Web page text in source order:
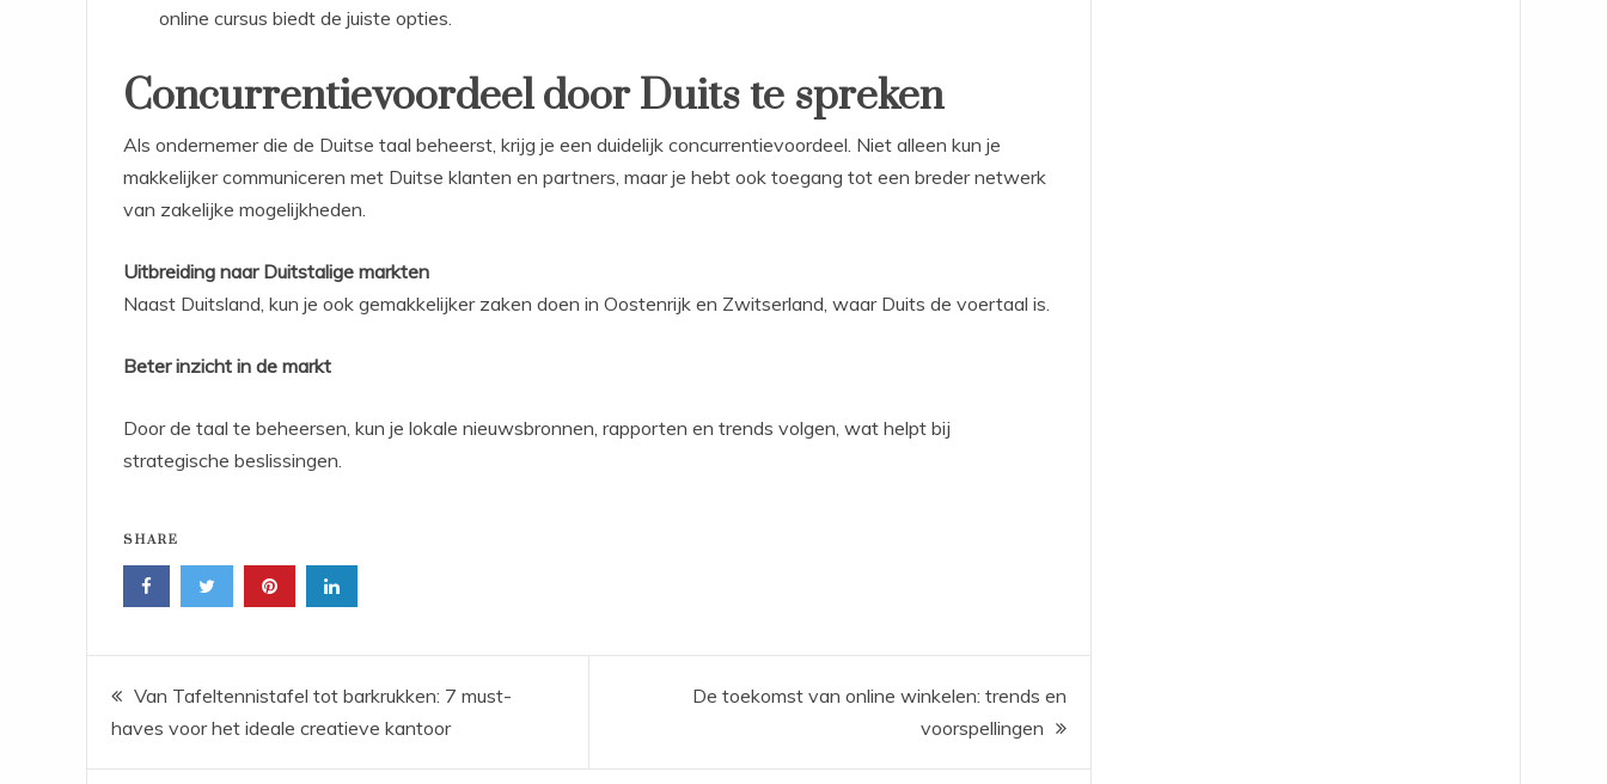
online cursus biedt de juiste opties.
Concurrentievoordeel door Duits te spreken
Als ondernemer die de Duitse taal beheerst, krijg je een duidelijk concurrentievoordeel. Niet alleen kun je
makkelijker communiceren met Duitse klanten en partners, maar je hebt ook toegang tot een breder netwerk
van zakelijke mogelijkheden.
Uitbreiding naar Duitstalige markten
Naast Duitsland, kun je ook gemakkelijker zaken doen in Oostenrijk en Zwitserland, waar Duits de voertaal is.
Beter inzicht in de markt
Door de taal te beheersen, kun je lokale nieuwsbronnen, rapporten en trends volgen, wat helpt bij
strategische beslissingen.
SHARE
Bericht
navigatie
Van Tafeltennistafel tot barkrukken: 7 must-
haves voor het ideale creatieve kantoor
De toekomst van online winkelen: trends en
voorspellingen